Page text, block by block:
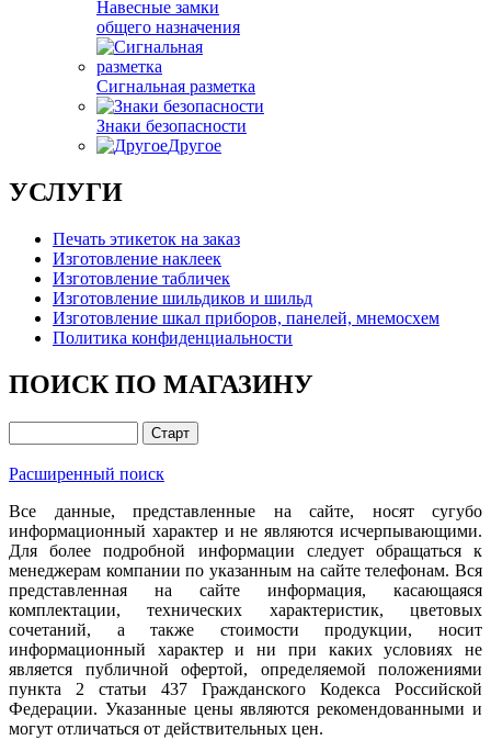
Навесные замки
общего назначения
Сигнальная разметка
Знаки безопасности
Другое
УСЛУГИ
Печать этикеток на заказ
Изготовление наклеек
Изготовление табличек
Изготовление шильдиков и шильд
Изготовление шкал приборов, панелей, мнемосхем
Политика конфиденциальности
ПОИСК ПО МАГАЗИНУ
Расширенный поиск
Все данные, представленные на сайте, носят сугубо
информационный характер и не являются исчерпывающими.
Для более подробной информации следует обращаться к
менеджерам компании по указанным на сайте телефонам. Вся
представленная на сайте информация, касающаяся
комплектации, технических характеристик, цветовых
сочетаний, а также стоимости продукции, носит
информационный характер и ни при каких условиях не
является публичной офертой, определяемой положениями
пункта 2 статьи 437 Гражданского Кодекса Российской
Федерации. Указанные цены являются рекомендованными и
могут отличаться от действительных цен.